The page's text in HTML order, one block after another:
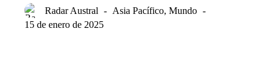
Radar Austral Asia Pacífico, Mundo
15 de enero de 2025